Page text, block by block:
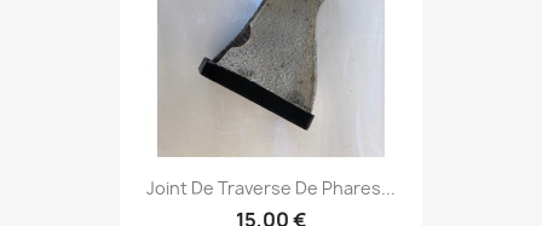
Joint De Traverse De Phares...
15,00 €